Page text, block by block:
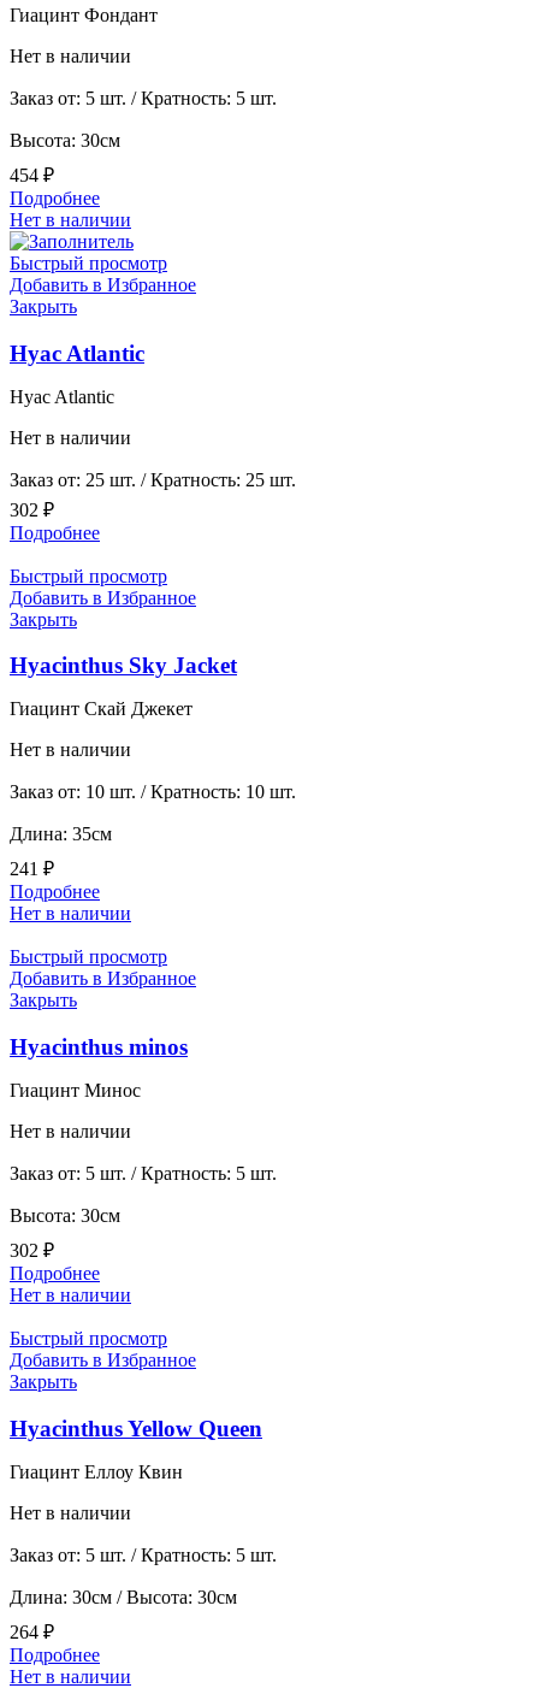
Гиацинт Фондант
Нет в наличии
Заказ от: 5 шт. / Кратность: 5 шт.
Высота: 30см
454 ₽
Подробнее
Нет в наличии
Быстрый просмотр
Добавить в Избранное
Закрыть
Hyac Atlantic
Hyac Atlantic
Нет в наличии
Заказ от: 25 шт. / Кратность: 25 шт.
302 ₽
Подробнее
Быстрый просмотр
Добавить в Избранное
Закрыть
Hyacinthus Sky Jacket
Гиацинт Скай Джекет
Нет в наличии
Заказ от: 10 шт. / Кратность: 10 шт.
Длина: 35см
241 ₽
Подробнее
Нет в наличии
Быстрый просмотр
Добавить в Избранное
Закрыть
Hyacinthus minos
Гиацинт Минос
Нет в наличии
Заказ от: 5 шт. / Кратность: 5 шт.
Высота: 30см
302 ₽
Подробнее
Нет в наличии
Быстрый просмотр
Добавить в Избранное
Закрыть
Hyacinthus Yellow Queen
Гиацинт Еллоу Квин
Нет в наличии
Заказ от: 5 шт. / Кратность: 5 шт.
Длина: 30см / Высота: 30см
264 ₽
Подробнее
Нет в наличии